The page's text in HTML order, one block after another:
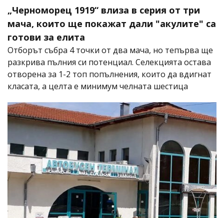
„Черноморец 1919“ влиза в серия от три
мача, които ще покажат дали "акулите" са
готови за елита
Отборът събра 4 точки от два мача, но тепърва ще
разкрива пълния си потенциал. Селекцията остава
отворена за 1-2 топ попълнения, които да вдигнат
класата, а целта е минимум челната шестица